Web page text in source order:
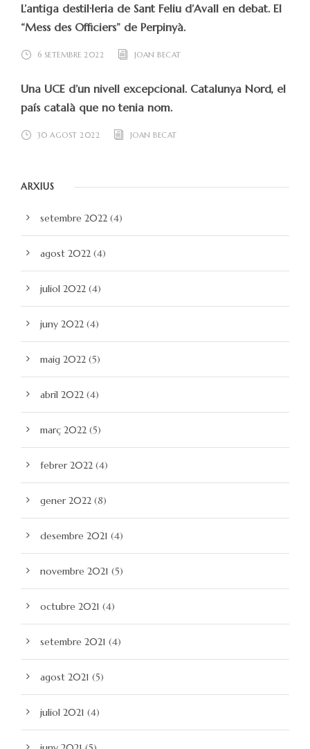
L’antiga destil·leria de Sant Feliu d’Avall en debat. El
“Mess des Officiers” de Perpinyà.
6 SETEMBRE 2022 JOAN BECAT
Una UCE d’un nivell excepcional. Catalunya Nord, el
país català que no tenia nom.
30 AGOST 2022 JOAN BECAT
ARXIUS
setembre 2022 (4)
agost 2022 (4)
juliol 2022 (4)
juny 2022 (4)
maig 2022 (5)
abril 2022 (4)
març 2022 (5)
febrer 2022 (4)
gener 2022 (8)
desembre 2021 (4)
novembre 2021 (5)
octubre 2021 (4)
setembre 2021 (4)
agost 2021 (5)
juliol 2021 (4)